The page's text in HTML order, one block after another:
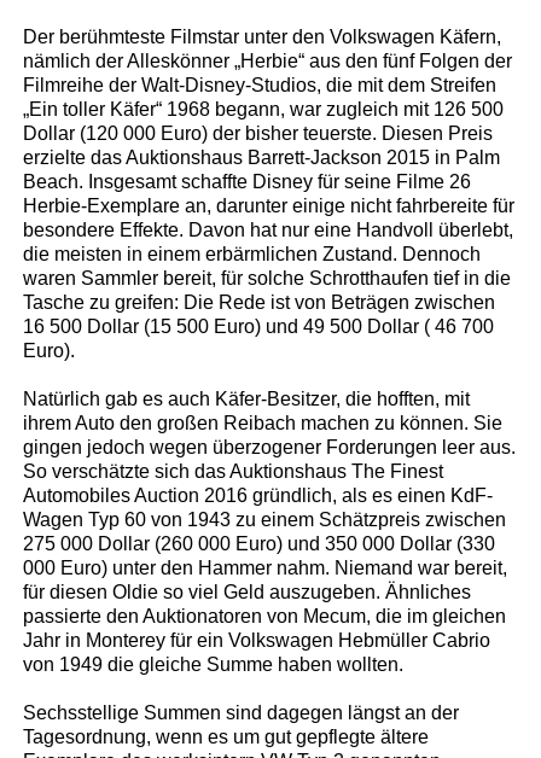
Der berühmteste Filmstar unter den Volkswagen Käfern,
nämlich der Alleskönner „Herbie“ aus den fünf Folgen der
Filmreihe der Walt-Disney-Studios, die mit dem Streifen
„Ein toller Käfer“ 1968 begann, war zugleich mit 126 500
Dollar (120 000 Euro) der bisher teuerste. Diesen Preis
erzielte das Auktionshaus Barrett-Jackson 2015 in Palm
Beach. Insgesamt schaffte Disney für seine Filme 26
Herbie-Exemplare an, darunter einige nicht fahrbereite für
besondere Effekte. Davon hat nur eine Handvoll überlebt,
die meisten in einem erbärmlichen Zustand. Dennoch
waren Sammler bereit, für solche Schrotthaufen tief in die
Tasche zu greifen: Die Rede ist von Beträgen zwischen
16 500 Dollar (15 500 Euro) und 49 500 Dollar ( 46 700
Euro).
Natürlich gab es auch Käfer-Besitzer, die hofften, mit
ihrem Auto den großen Reibach machen zu können. Sie
gingen jedoch wegen überzogener Forderungen leer aus.
So verschätzte sich das Auktionshaus The Finest
Automobiles Auction 2016 gründlich, als es einen KdF-
Wagen Typ 60 von 1943 zu einem Schätzpreis zwischen
275 000 Dollar (260 000 Euro) und 350 000 Dollar (330
000 Euro) unter den Hammer nahm. Niemand war bereit,
für diesen Oldie so viel Geld auszugeben. Ähnliches
passierte den Auktionatoren von Mecum, die im gleichen
Jahr in Monterey für ein Volkswagen Hebmüller Cabrio
von 1949 die gleiche Summe haben wollten.
Sechsstellige Summen sind dagegen längst an der
Tagesordnung, wenn es um gut gepflegte ältere